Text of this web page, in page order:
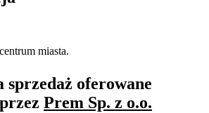
miasta.
sprzedaż oferowane
Prem Sp. z o.o.